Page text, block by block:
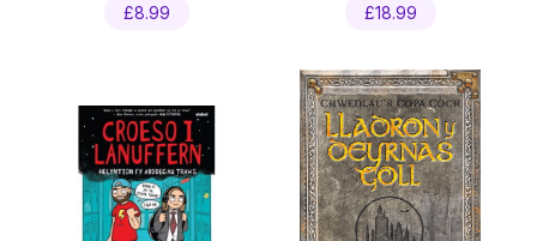
£8.99 £18.99